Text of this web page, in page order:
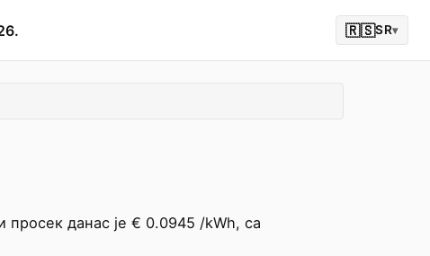
🇷🇸SR▾
просек данас је € 0.0945 /kWh, са